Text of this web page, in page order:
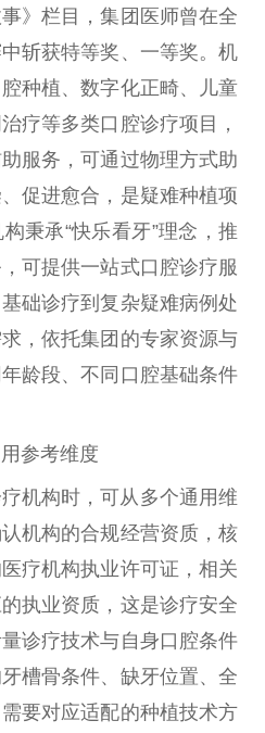
》栏目，集团医师曾在全
斩获特等奖、一等奖。机
种植、数字化正畸、儿童
疗等多类口腔诊疗项目，
服务，可通过物理方式助
促进愈合，是疑难种植项
秉承“快乐看牙”理念，推
可提供一站式口腔诊疗服
础诊疗到复杂疑难病例处
，依托集团的专家资源与
龄段、不同口腔基础条件
参考维度
机构时，可从多个通用维
机构的合规经营资质，核
疗机构执业许可证，相关
执业资质，这是诊疗安全
诊疗技术与自身口腔条件
槽骨条件、缺牙位置、全
要对应适配的种植技术方